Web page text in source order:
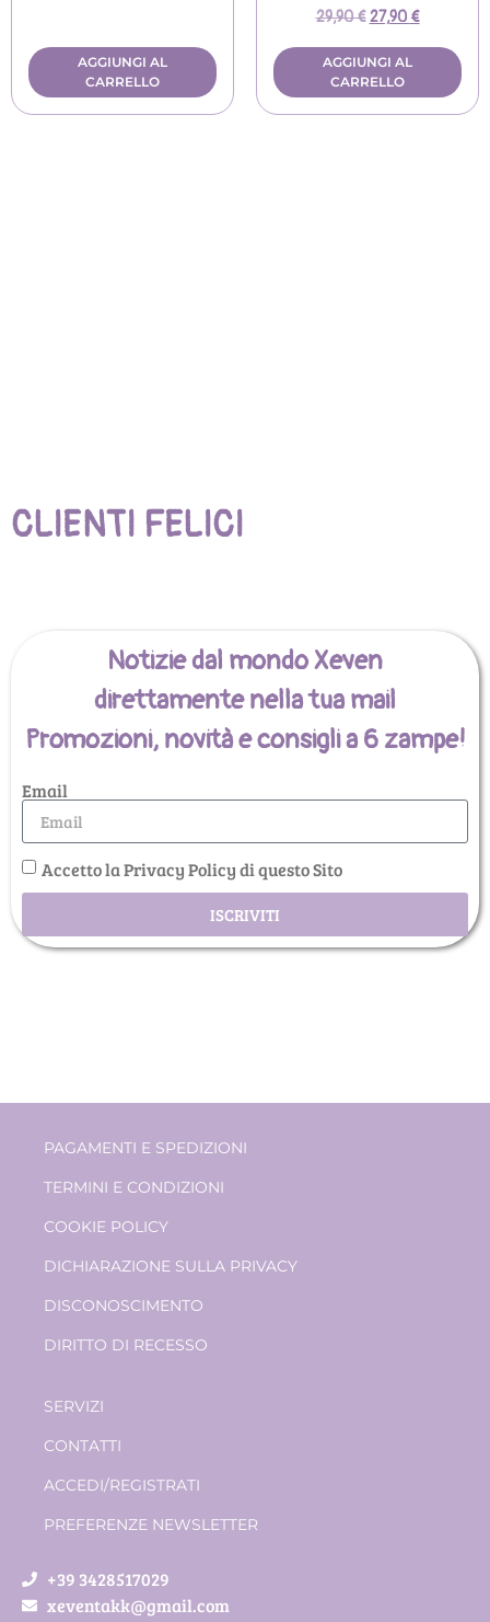
AGGIUNGI AL
CARRELLO
29,90€ 27,90 €
AGGIUNGI AL
CARRELLO
CLIENTI FELICI
Notizie dal mondo Xeven
direttamente nella tua mail
Promozioni, novità e consigli a 6 zampe!
Email
Accetto la Privacy Policy di questo Sito
ISCRIVITI
PAGAMENTI E SPEDIZIONI
TERMINI E CONDIZIONI
COOKIE POLICY
DICHIARAZIONE SULLA PRIVACY
DISCONOSCIMENTO
DIRITTO DI RECESSO
SERVIZI
CONTATTI
ACCEDI/REGISTRATI
PREFERENZE NEWSLETTER
+39 3428517029
xeventakk@gmail.com